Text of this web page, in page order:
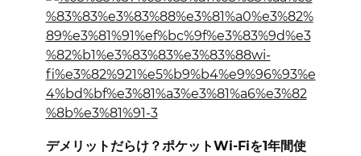
デメリットだらけ？ポケットWi-Fiを1年間使